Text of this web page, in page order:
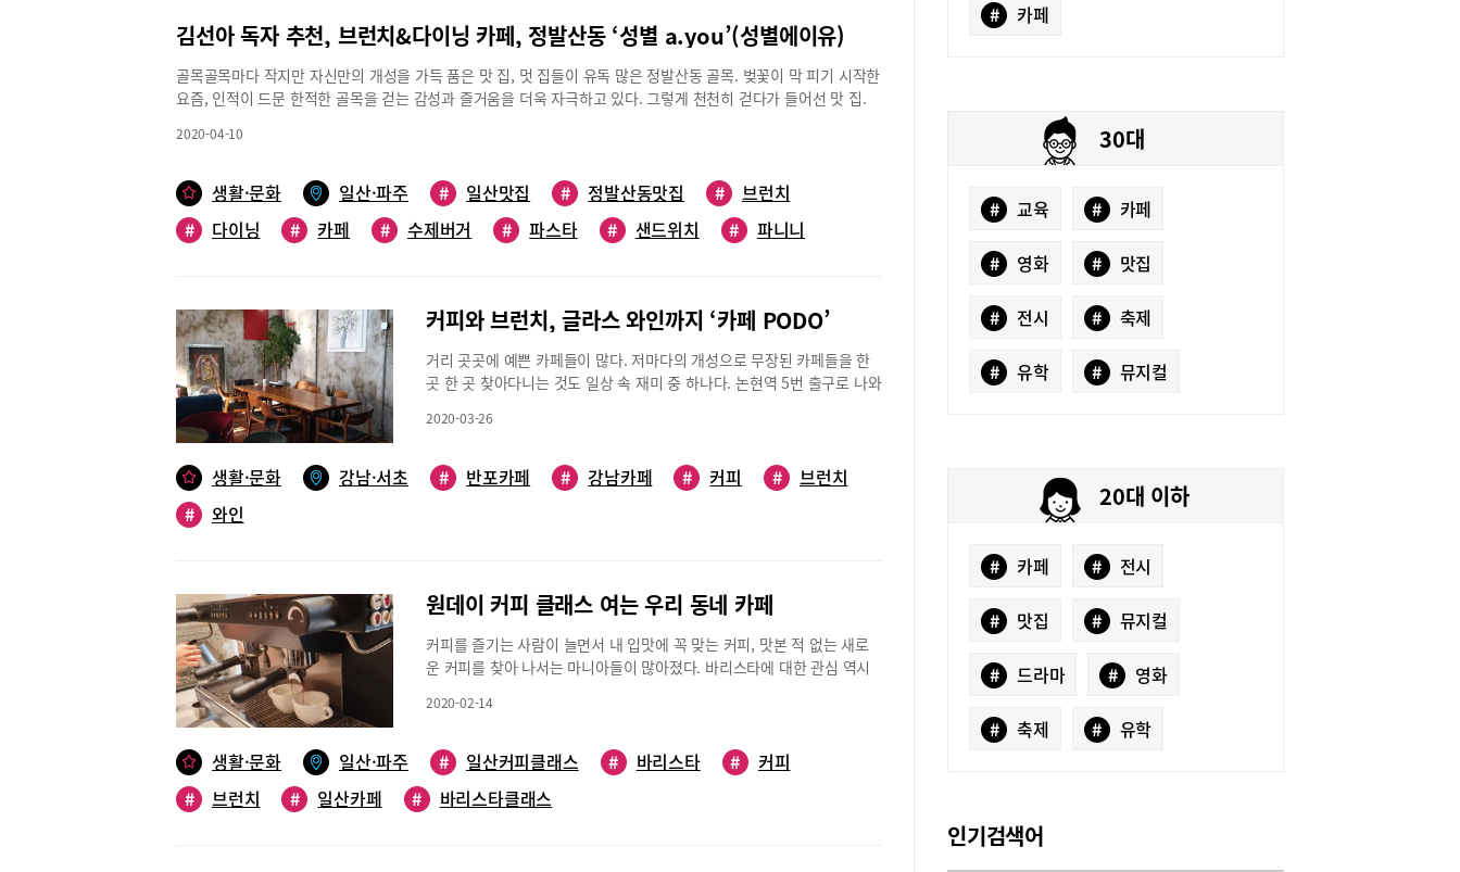
이 있고 앞쪽으로 크고 작은 테이블을 배치했다. 벽면을 장식한 큼지막한
사진액자가 모던하면서도 세련된 느낌을 준다.환상의 맛과 비주얼 ‘에그베
네딕트’이곳의 대표 메뉴는 ‘에그베네딕트’이다. 잉글리시 머핀 위에 수란
과 베이컨, 시금치, 버섯을 올려 홀랜다이즈 소스로 마무리한다. 또 잉글리
부드러운 소스와 어우러져 환상의 비주얼을 자랑한다.‘에그베네딕트’는 네
종류가 있으며 가격은 17,600~18,700원 선. 이외에도 샐러드, 샌드위치,
토스트, 파스타, 리조또, 디저트와 음료 등이 있다. 그중에서도 시그니처
욕이 돋는다. 아울러 점심시간에는 에그슬럿샌드위치, 에그베네딕트, 파스
타에 커피가 포함된 런치 세트 메뉴(15,000~18,000원)를, 저녁시간에는
와인을 곁들인 올데이 브런치를 즐길 수 있다. 와인 콜키지 프리.위치: 강
남구 강남대로162길 41-22영업시간: 평일/오전 10시 30분~오후 10시,
주말/오전 9시 30분~오후 10시주차: 대리주차 가능문의: 02-542-1985
이 그라탕’(11,500원), ‘에그인헬’(13,000원) 등도 인기 메뉴이다.‘오페라
빈’은 로스터스 카페로 잘 알려진 곳으로 커피를 주문할 때는 기호에 따라
원두를 선택할 수 있다.위치: 서초구 서초중앙로 110(서초동 1656-4)영업
시간: 평일 오전 8시~오후 10시 30분, 토요일 오전 10시~오후 10시, 일요
김선아 독자 추천, 브런치&다이닝 카페, 정발산동 ‘성별 a.you’(성별에이유)
골목골목마다 작지만 자신만의 개성을 가득 품은 맛 집, 멋 집들이 유독 많은 정발산동 골목. 벚꽃이 막 피기 시작한
요즘, 인적이 드문 한적한 골목을 걷는 감성과 즐거움을 더욱 자극하고 있다. 그렇게 천천히 걷다가 들어선 맛 집.
기자기한 플레이스들이 많아서인지 커피 한 잔 들고 걸어도 좋고, 작은 카페에 들려 쉬어가도 좋다”며 “성별 에이
발산동 골목 사이에서 돋보인다. 테라스에도 테이블이 마련돼 있어 날씨 좋은 날 맥주 한잔, 커피 한잔 마시기에 딱
좋겠다. 내부도 무겁지 않은 캐주얼한 분위기다.아기자기하고 정성스럽게 꾸며진 메뉴판을 펼쳐보았다. 재료와 음
식의 구성을 달리한 브런치 메뉴들이 돋보였다. 우선 프렌치 토스트, 수제소시지, 치아바타 빵, 샐러드, 베이컨, 포
료가 제공된다. 매콤한 맛을 더하고 싶어 김치베이컨필라프도 주문했다. 식감 좋은 베이컨과 매콤한 김치, 담백한
계란 프라이가 어우러지니 필라프 한 접시가 순식간에 사라진다. 음식 하나하나 정성이 가득 담겼다는 느낌을 받았
다.브런치를 비롯해 오므라이스, 수제 버거, 햄버스 스테이크, 파스타, 샌드위치, 파니니 등 메뉴들이 다양해 선택의
폭이 넓은 것도 마음에 들었다. 다음에는 커피 한잔과 함께 샌드위치를 곁들여 즐겨봐야겠다. 따스한 봄기운이 차오
르는 요즘, 맛있는 즐거움을 더하고 싶다면 찾아도 좋을 맛집이다.위치: 일산동구 경의로 375-35 1층영업시간: 평
일 오전 9시~ 오후 10시, 토요일 오전 10시~오후 10시, 월요일 휴무문의: 031-909-0062
2020-04-10
생활·문화 일산·파주 # 일산맛집 # 정발산동맛집 #
브런치
#
다이닝 # 카페 # 수제버거 # 파스타 # 샌드위치 # 파니니
커피와 브런치, 글라스 와인까지 ‘카페 PODO’
거리 곳곳에 예쁜 카페들이 많다. 저마다의 개성으로 무장된 카페들을 한
곳 한 곳 찾아다니는 것도 일상 속 재미 중 하나다. 논현역 5번 출구로 나와
블랙으로 꾸민 외관과 그 앞에 아담하게 조성된 테라스가 먼저 눈에 들어
벽, 원목테이블, 앤티크 풍부터 모던함까지 고루 갖춘 의자들, 그림, 소품,
화분…. 이곳에서는 커피 및 음료, 브런치, 맥주, 글라스 와인 등을 즐길 수
그 외 커피는 500원 할인해주며 매일 다른 생과일주스 ‘오늘의 할인 음
료’도 착한 가격으로 제공한다. 또한 공간대여도 가능하다. 교육, 동호회
모임, 전시회, 뷰티 유투버 화장품 론칭 행사 등 다양하게 이용할 수 있다.
위치: 서초구 신반포로45길 9-26 은정빌딩영업시간: 평일/오전 6시 30분
~오후 10시, 토/오전 6시 30분~오후 7시, 일/오전 11시~오후 7시문의:
2020-03-26
생활·문화 강남·서초 # 반포카페 # 강남카페 # 커피 #
브런치
#
와인
원데이 커피 클래스 여는 우리 동네 카페
커피를 즐기는 사람이 늘면서 내 입맛에 꼭 맞는 커피, 맛본 적 없는 새로
운 커피를 찾아 나서는 마니아들이 많아졌다. 바리스타에 대한 관심 역시
지만 알찬 원데이 커피 클래스를 찾아보면 어떨까. 전문 바리스타와 함께
티 커피 전문 ‘퍼스낼리티 커피’다양한 맛과 향의 스페셜티 커피를 체험할
수 있어요백석동에 위치한 ‘퍼스낼리티 커피’는 직접 로스팅한 스페셜티
커피를 선보이는 카페다. 스페셜티 커피란 미국스페셜티커피협회(SCAA)
2020-02-14
생활·문화 일산·파주 # 일산커피클래스 # 바리스타 #
커피
#
브런치 # 일산카페 # 바리스타클래스
# 카페
30대
# 교육 # 카페
# 영화 # 맛집
# 전시 # 축제
# 유학 # 뮤지컬
20대 이하
# 카페 # 전시
# 맛집 # 뮤지컬
# 드라마 # 영화
# 축제 # 유학
인기검색어